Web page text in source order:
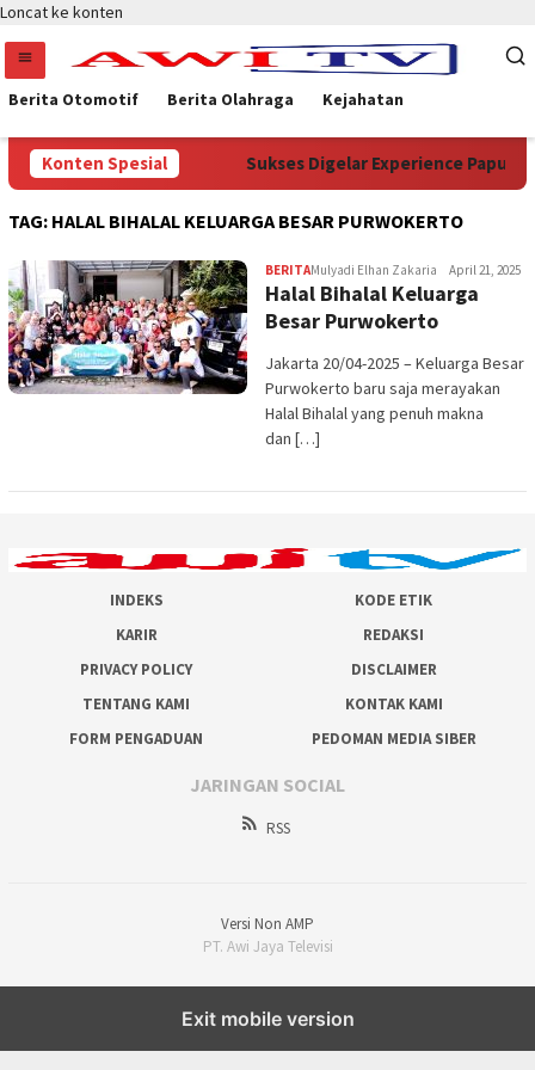
Loncat ke konten
Berita Otomotif Berita Olahraga Kejahatan
Konten Spesial
Kehutanan Sukses Digelar Experience Papua
TAG: HALAL BIHALAL KELUARGA BESAR PURWOKERTO
BERITAMulyadi Elhan Zakaria April 21, 2025
Halal Bihalal Keluarga
Besar Purwokerto
Jakarta 20/04-2025 – Keluarga Besar
Purwokerto baru saja merayakan
Halal Bihalal yang penuh makna
dan […]
INDEKS
KODE ETIK
KARIR
REDAKSI
PRIVACY POLICY
DISCLAIMER
TENTANG KAMI
KONTAK KAMI
FORM PENGADUAN
PEDOMAN MEDIA SIBER
JARINGAN SOCIAL
RSS
Versi Non AMP
PT. Awi Jaya Televisi
Exit mobile version